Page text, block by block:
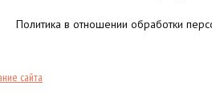
Политика в отношении обработки
сайта